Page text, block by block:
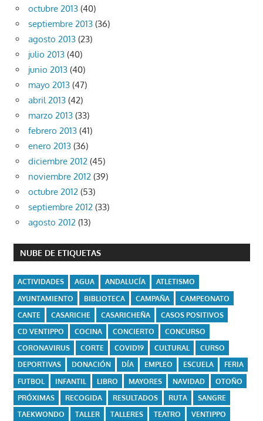
octubre 2013 (40)
septiembre 2013 (36)
agosto 2013 (23)
julio 2013 (40)
junio 2013 (40)
mayo 2013 (47)
abril 2013 (42)
marzo 2013 (33)
febrero 2013 (41)
enero 2013 (36)
diciembre 2012 (45)
noviembre 2012 (39)
octubre 2012 (53)
septiembre 2012 (33)
agosto 2012 (13)
NUBE DE ETIQUETAS
ACTIVIDADES AGUA ANDALUCÍA
ATLETISMO
AYUNTAMIENTO
BIBLIOTECA CAMPAÑA
CAMPEONATO
CANTE
CASARICHE CASARICHEÑA
CASOS POSITIVOS
CD VENTIPPO
COCINA CONCIERTO
CONCURSO
CORONAVIRUS
CORTE COVID19 CULTURAL
CURSO
DEPORTIVAS
DONACIÓN DÍA EMPLEO ESCUELA
FERIA
FUTBOL
INFANTIL LIBRO MAYORES NAVIDAD
OTOÑO
PRÓXIMAS
RECOGIDA RESULTADOS RUTA
SANGRE
TAEKWONDO
TALLER TALLERES TEATRO
VENTIPPO